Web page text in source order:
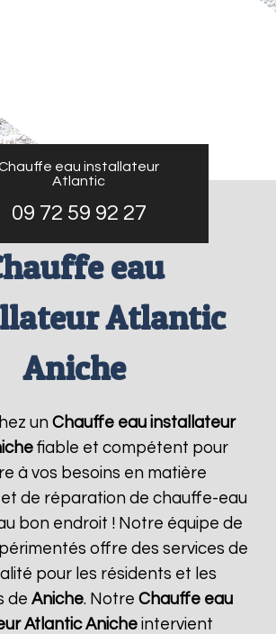
eau installateur
Atlantic
09 72 59 92 27
eau
Atlantic
Aniche
un Chauffe eau installateur
fiable et compétent pour
à vos besoins en matière
de réparation de chauffe-eau
bon endroit ! Notre équipe de
offre des services de
pour les résidents et les
de Aniche. Notre Chauffe eau
Atlantic Aniche intervient